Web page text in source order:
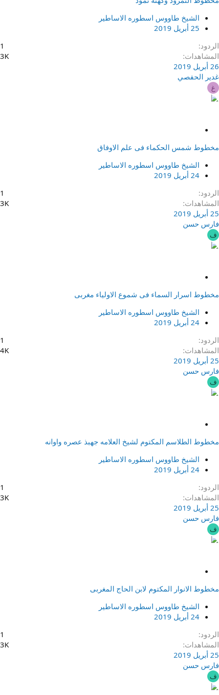
ب
ت
الشيخ طاووس اسطوره الاساطير
25 أبريل 2019
الردود
1
المشاهدات
3K
26 أبريل 2019
غدير الحفصي
غ
ب
ت
مخطوط شمس الحكماء فى علم الاوفاق
الشيخ طاووس اسطوره الاساطير
24 أبريل 2019
الردود
1
المشاهدات
3K
25 أبريل 2019
فارس حسن
ف
ب
ت
مخطوط اسرار السماء فى شموع الاولياء مغربى
الشيخ طاووس اسطوره الاساطير
24 أبريل 2019
الردود
1
المشاهدات
4K
25 أبريل 2019
فارس حسن
ف
ب
ت
مخطوط الطلاسم المكتوم لشيخ العلامه جهبذ عصره واوانه
الشيخ طاووس اسطوره الاساطير
24 أبريل 2019
الردود
1
المشاهدات
3K
25 أبريل 2019
فارس حسن
ف
ب
ت
مخطوط الانوار المكتوم لابن الحاج المغربى
الشيخ طاووس اسطوره الاساطير
24 أبريل 2019
الردود
1
المشاهدات
3K
25 أبريل 2019
فارس حسن
ف